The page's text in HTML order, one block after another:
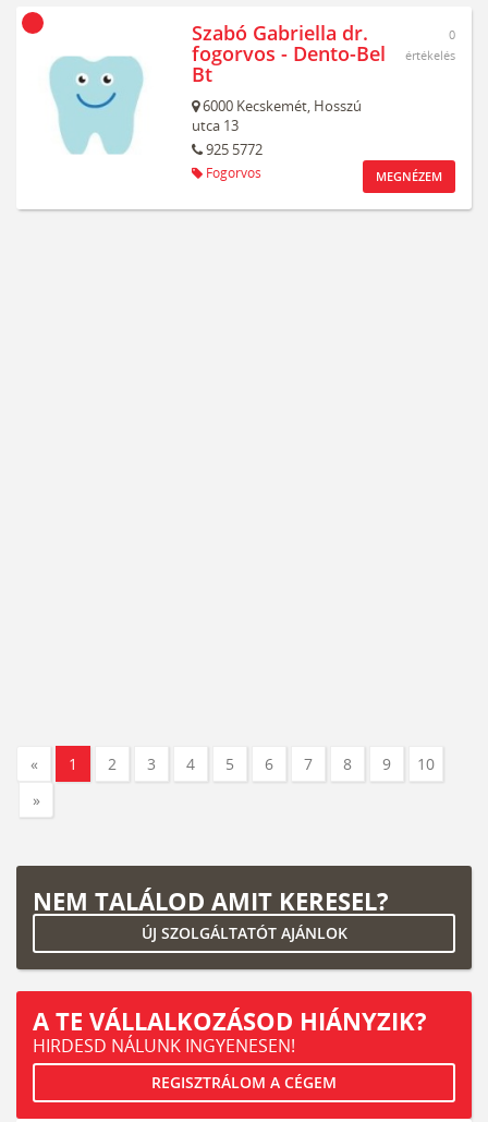
Szabó Gabriella dr.
fogorvos - Dento-Bel
Bt
6000 Kecskemét, Hosszú
utca 13
925 5772
Fogorvos
0
értékelés
MEGNÉZEM
« 1 2 3 4 5 6 7 8 9
10
»
NEM TALÁLOD AMIT KERESEL?
ÚJ SZOLGÁLTATÓT AJÁNLOK
A TE VÁLLALKOZÁSOD HIÁNYZIK?
HIRDESD NÁLUNK INGYENESEN!
REGISZTRÁLOM A CÉGEM